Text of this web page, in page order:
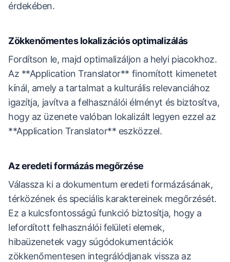
érdekében.
Zökkenőmentes lokalizációs optimalizálás
Fordítson le, majd optimalizáljon a helyi piacokhoz.
Az **Application Translator** finomított kimenetet
kínál, amely a tartalmat a kulturális relevanciához
igazítja, javítva a felhasználói élményt és biztosítva,
hogy az üzenete valóban lokalizált legyen ezzel az
**Application Translator** eszközzel.
Az eredeti formázás megőrzése
Válassza ki a dokumentum eredeti formázásának,
térközének és speciális karaktereinek megőrzését.
Ez a kulcsfontosságú funkció biztosítja, hogy a
lefordított felhasználói felületi elemek,
hibaüzenetek vagy súgódokumentációk
zökkenőmentesen integrálódjanak vissza az